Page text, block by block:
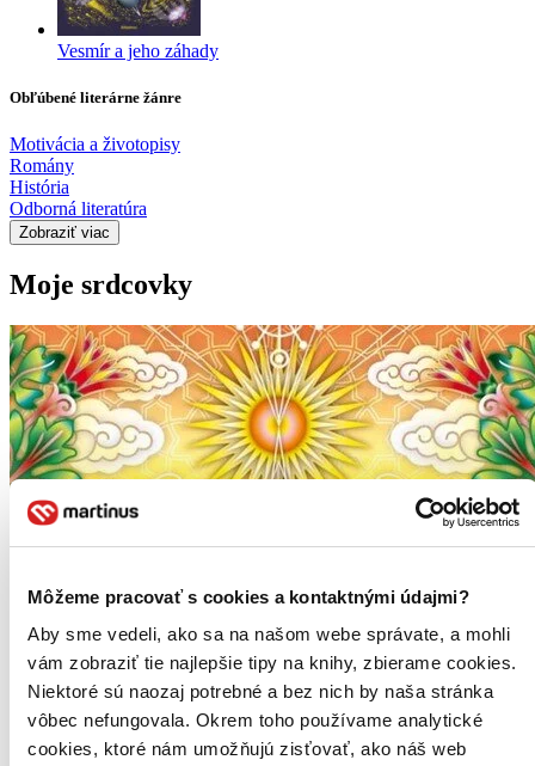
Môžeme pracovať s cookies a kontaktnými údajmi?
Aby sme vedeli, ako sa na našom webe správate, a mohli
vám zobraziť tie najlepšie tipy na knihy, zbierame cookies.
Niektoré sú naozaj potrebné a bez nich by naša stránka
vôbec nefungovala. Okrem toho používame analytické
cookies, ktoré nám umožňujú zisťovať, ako náš web
Vesmír a jeho záhady
Obľúbené literárne žánre
Motivácia a životopisy
Romány
História
Odborná literatúra
Zobraziť viac
Moje srdcovky